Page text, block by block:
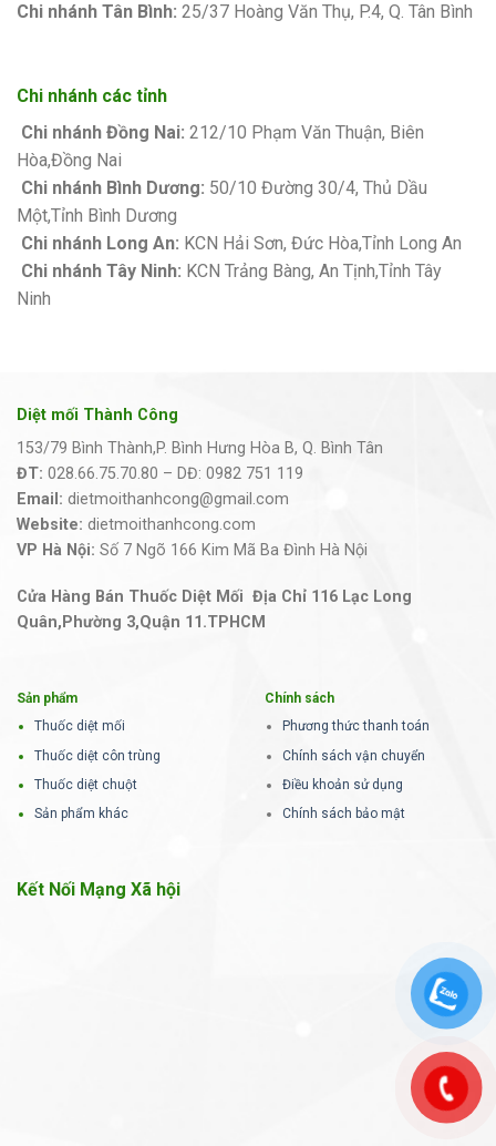
Chi nhánh Tân Bình: 25/37 Hoàng Văn Thụ, P.4, Q. Tân Bình
Chi nhánh các tỉnh
Chi nhánh Đồng Nai: 212/10 Phạm Văn Thuận, Biên
Hòa,Đồng Nai
Chi nhánh Bình Dương: 50/10 Đường 30/4, Thủ Dầu
Một,Tỉnh Bình Dương
Chi nhánh Long An: KCN Hải Sơn, Đức Hòa,Tỉnh Long An
Chi nhánh Tây Ninh: KCN Trảng Bàng, An Tịnh,Tỉnh Tây
Ninh
Diệt mối Thành Công
153/79 Bình Thành,P. Bình Hưng Hòa B, Q. Bình Tân
ĐT: 028.66.75.70.80 – DĐ: 0982 751 119
Email: dietmoithanhcong@gmail.com
Website: dietmoithanhcong.com
VP Hà Nội: Số 7 Ngõ 166 Kim Mã Ba Đình Hà Nội
Cửa Hàng Bán Thuốc Diệt Mối Địa Chỉ 116 Lạc Long
Quân,Phường 3,Quận 11.TPHCM
Sản phẩm
Thuốc diệt mối
Thuốc diệt côn trùng
Thuốc diệt chuột
Sản phẩm khác
Chính sách
Phương thức thanh toán
Chính sách vận chuyển
Điều khoản sử dụng
Chính sách bảo mật
Kết Nối Mạng Xã hội